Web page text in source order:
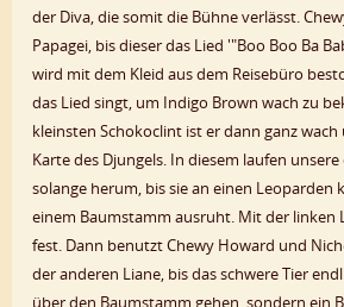
der Diva, die somit die Bühne verlässt.
Papagei, bis dieser das Lied '"Boo Boo Ba
wird mit dem Kleid aus dem Reisebüro
das Lied singt, um Indigo Brown wach zu
kleinsten Schokoclint ist er dann ganz
Karte des Djungels. In diesem laufen
solange herum, bis sie an einen Leoparden
einem Baumstamm ausruht. Mit der linken
fest. Dann benutzt Chewy Howard und
der anderen Liane, bis das schwere Tier
über den Baumstamm gehen, sondern ein